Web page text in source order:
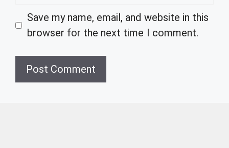
Save my name, email, and website in this
browser for the next time I comment.